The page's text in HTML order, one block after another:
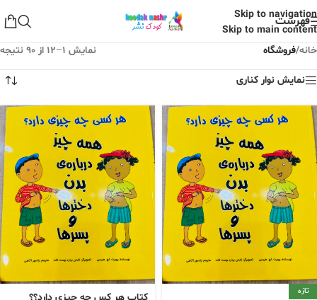
Skip to navigation
Skip to main content
فهرست
خانه/فروشگاه نمایش 1–12 از 90 نتیجه
نمایش نوار کناری
تازه